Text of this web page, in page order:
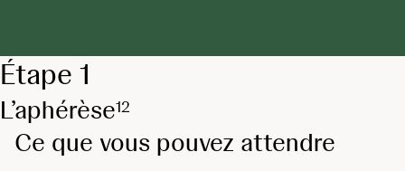
Étape 1
L’aphérèse12
Ce que vous pouvez attendre